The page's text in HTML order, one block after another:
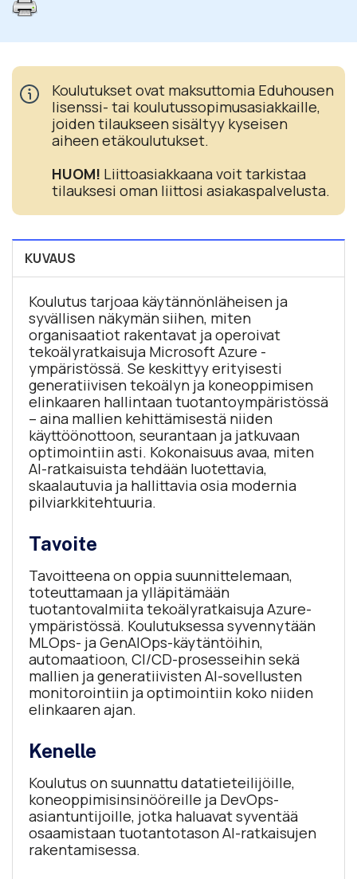
Koulutukset ovat maksuttomia Eduhousen
lisenssi- tai koulutussopimusasiakkaille,
joiden tilaukseen sisältyy kyseisen
aiheen etäkoulutukset.
HUOM! Liittoasiakkaana voit tarkistaa
tilauksesi oman liittosi asiakaspalvelusta.
KUVAUS
Koulutus tarjoaa käytännönläheisen ja
syvällisen näkymän siihen, miten
organisaatiot rakentavat ja operoivat
tekoälyratkaisuja Microsoft Azure -
ympäristössä. Se keskittyy erityisesti
generatiivisen tekoälyn ja koneoppimisen
elinkaaren hallintaan tuotantoympäristössä
– aina mallien kehittämisestä niiden
käyttöönottoon, seurantaan ja jatkuvaan
optimointiin asti. Kokonaisuus avaa, miten
AI-ratkaisuista tehdään luotettavia,
skaalautuvia ja hallittavia osia modernia
pilviarkkitehtuuria.
Tavoite
Tavoitteena on oppia suunnittelemaan,
toteuttamaan ja ylläpitämään
tuotantovalmiita tekoälyratkaisuja Azure-
ympäristössä. Koulutuksessa syvennytään
MLOps- ja GenAIOps-käytäntöihin,
automaatioon, CI/CD-prosesseihin sekä
mallien ja generatiivisten AI-sovellusten
monitorointiin ja optimointiin koko niiden
elinkaaren ajan.
Kenelle
Koulutus on suunnattu datatieteilijöille,
koneoppimisinsinööreille ja DevOps-
asiantuntijoille, jotka haluavat syventää
osaamistaan tuotantotason AI-ratkaisujen
rakentamisessa.